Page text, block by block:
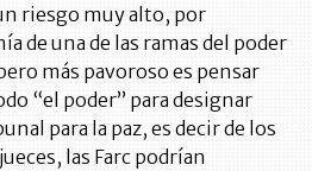
riesgo muy alto, por
de una de las ramas del poder
más pavoroso es pensar
“el poder” para designar
para la paz, es decir de los
las Farc podrían